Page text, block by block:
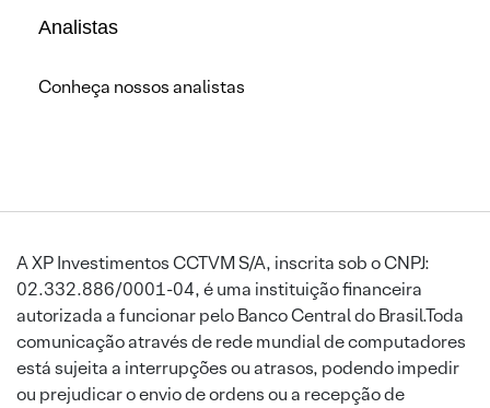
Analistas
Conheça nossos analistas
A XP Investimentos CCTVM S/A, inscrita sob o CNPJ:
02.332.886/0001-04, é uma instituição financeira
autorizada a funcionar pelo Banco Central do Brasil.Toda
comunicação através de rede mundial de computadores
está sujeita a interrupções ou atrasos, podendo impedir
ou prejudicar o envio de ordens ou a recepção de